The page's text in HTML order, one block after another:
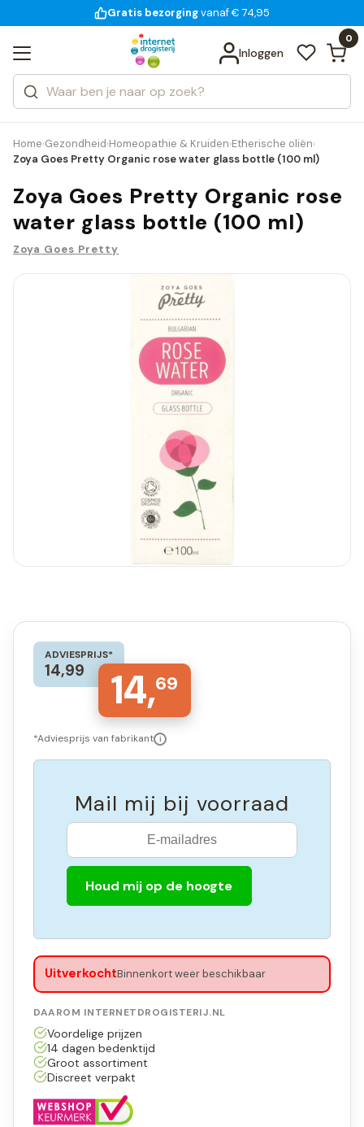
voor 18:00 uur besteld
Gratis bezorgingvanaf € 74,95
14 dagen bedenktijd
Inloggen
0
Zoeken
Categorieën
Merken
Bekijk alle resultaten
Home›Gezondheid›Homeopathie & Kruiden›Etherische oliën›
Zoya Goes Pretty Organic rose water glass bottle (100 ml)
Zoya Goes Pretty Organic rose
water glass bottle (100 ml)
Zoya Goes Pretty
ADVIESPRIJS*
14,99 14,69
*Adviesprijs van fabrikant i
Mail mij bij voorraad
Houd mij op de hoogte
UitverkochtBinnenkort weer beschikbaar
DAAROM INTERNETDROGISTERIJ.NL
Voordelige prijzen
14 dagen bedenktijd
Groot assortiment
Discreet verpakt